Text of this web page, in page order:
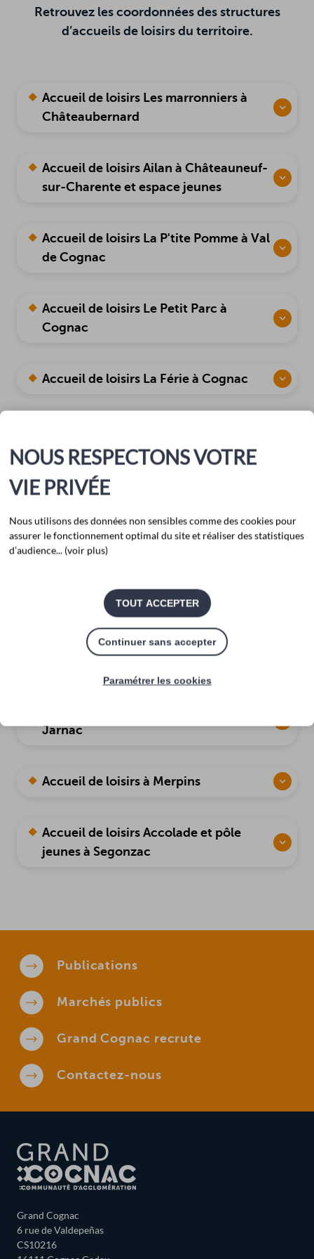
Retrouvez les coordonnées des structures
d’accueils de loisirs du territoire.
Accueil de loisirs Les marronniers à
Châteaubernard
Accueil de loisirs Ailan à Châteauneuf-
sur-Charente et espace jeunes
Accueil de loisirs La P'tite Pomme à Val
de Cognac
Accueil de loisirs Le Petit Parc à
Cognac
Accueil de loisirs La Férie à Cognac
Cognac
Accueil de loisirs - Espace Jeunes à
Cognac
Gensac-La-Pallue
Accueil de loisirs intercommunal à
Jarnac
Accueil de loisirs à Merpins
Accueil de loisirs Accolade et pôle
jeunes à Segonzac
Publications
Marchés publics
Grand Cognac recrute
Contactez-nous
Grand Cognac
6 rue de Valdepeñas
CS10216
NOUS RESPECTONS VOTRE
VIE PRIVÉE
Nous utilisons des données non sensibles comme des cookies pour
assurer le fonctionnement optimal du site et réaliser des statistiques
d’audience... (voir plus)
TOUT ACCEPTER
Continuer sans accepter
Paramétrer les cookies